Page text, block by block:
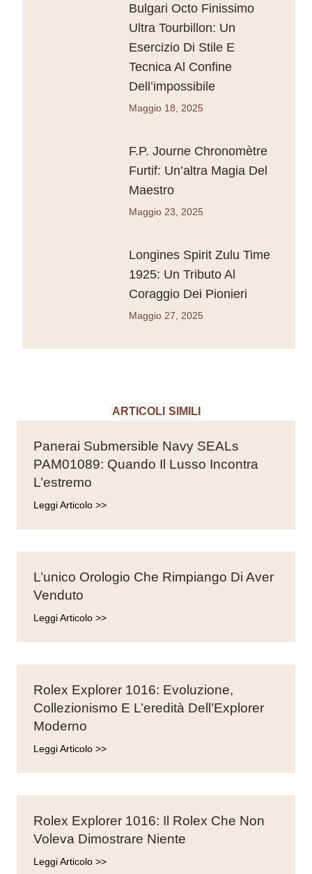
Bulgari Octo Finissimo
Ultra Tourbillon: Un
Esercizio Di Stile E
Tecnica Al Confine
Dell’impossibile
Maggio 18, 2025
F.P. Journe Chronomètre
Furtif: Un’altra Magia Del
Maestro
Maggio 23, 2025
Longines Spirit Zulu Time
1925: Un Tributo Al
Coraggio Dei Pionieri
Maggio 27, 2025
ARTICOLI SIMILI
Panerai Submersible Navy SEALs
PAM01089: Quando Il Lusso Incontra
L’estremo
Leggi Articolo >>
L’unico Orologio Che Rimpiango Di Aver
Venduto
Leggi Articolo >>
Rolex Explorer 1016: Evoluzione,
Collezionismo E L’eredità Dell’Explorer
Moderno
Leggi Articolo >>
Rolex Explorer 1016: Il Rolex Che Non
Voleva Dimostrare Niente
Leggi Articolo >>